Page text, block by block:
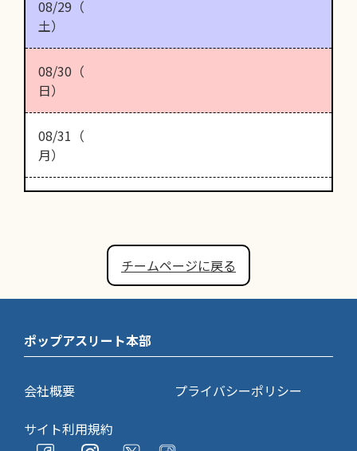
08/29（
土）
08/30（
日）
08/31（
月）
チームページに戻る
ポップアスリート本部
会社概要
プライバシーポリシー
サイト利用規約